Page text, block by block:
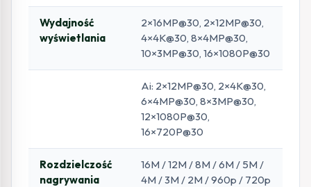
Wydajność
wyświetlania
2×16MP@30, 2×12MP@30,
4×4K@30, 8×4MP@30,
10×3MP@30, 16×1080P@30
Ai: 2×12MP@30, 2×4K@30,
6×4MP@30, 8×3MP@30,
12×1080P@30,
16×720P@30
Rozdzielczość
nagrywania
16M / 12M / 8M / 6M / 5M /
4M / 3M / 2M / 960p / 720p